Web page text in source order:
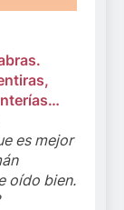
es mejor
oído bien.